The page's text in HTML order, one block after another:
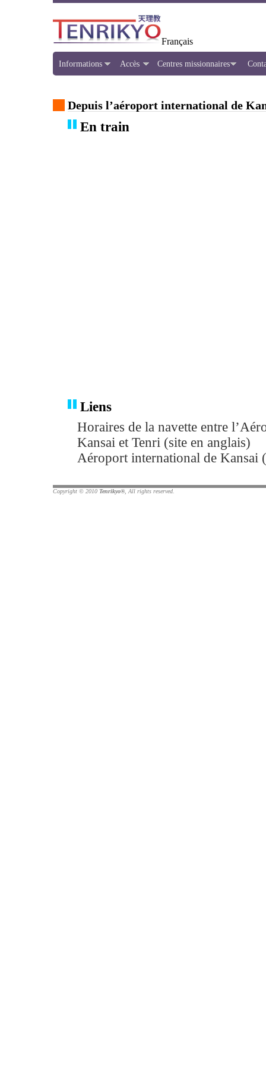
Français
Informations Accès Centres missionnaires
Depuis l’aéroport international de
En train
Liens
Horaires de la navette entre
Kansai et Tenri (site en anglais)
Aéroport international de Kansai
Copyright © 2010 Tenrikyo® , All rights reserved.